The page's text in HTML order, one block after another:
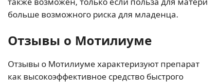
больше возможного риска для младенца.
Отзывы о Мотилиуме
Отзывы о Мотилиуме характеризуют препарат
как высокоэффективное средство быстрого